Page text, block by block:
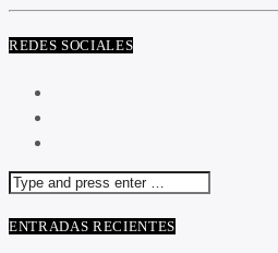
REDES SOCIALES
ENTRADAS RECIENTES